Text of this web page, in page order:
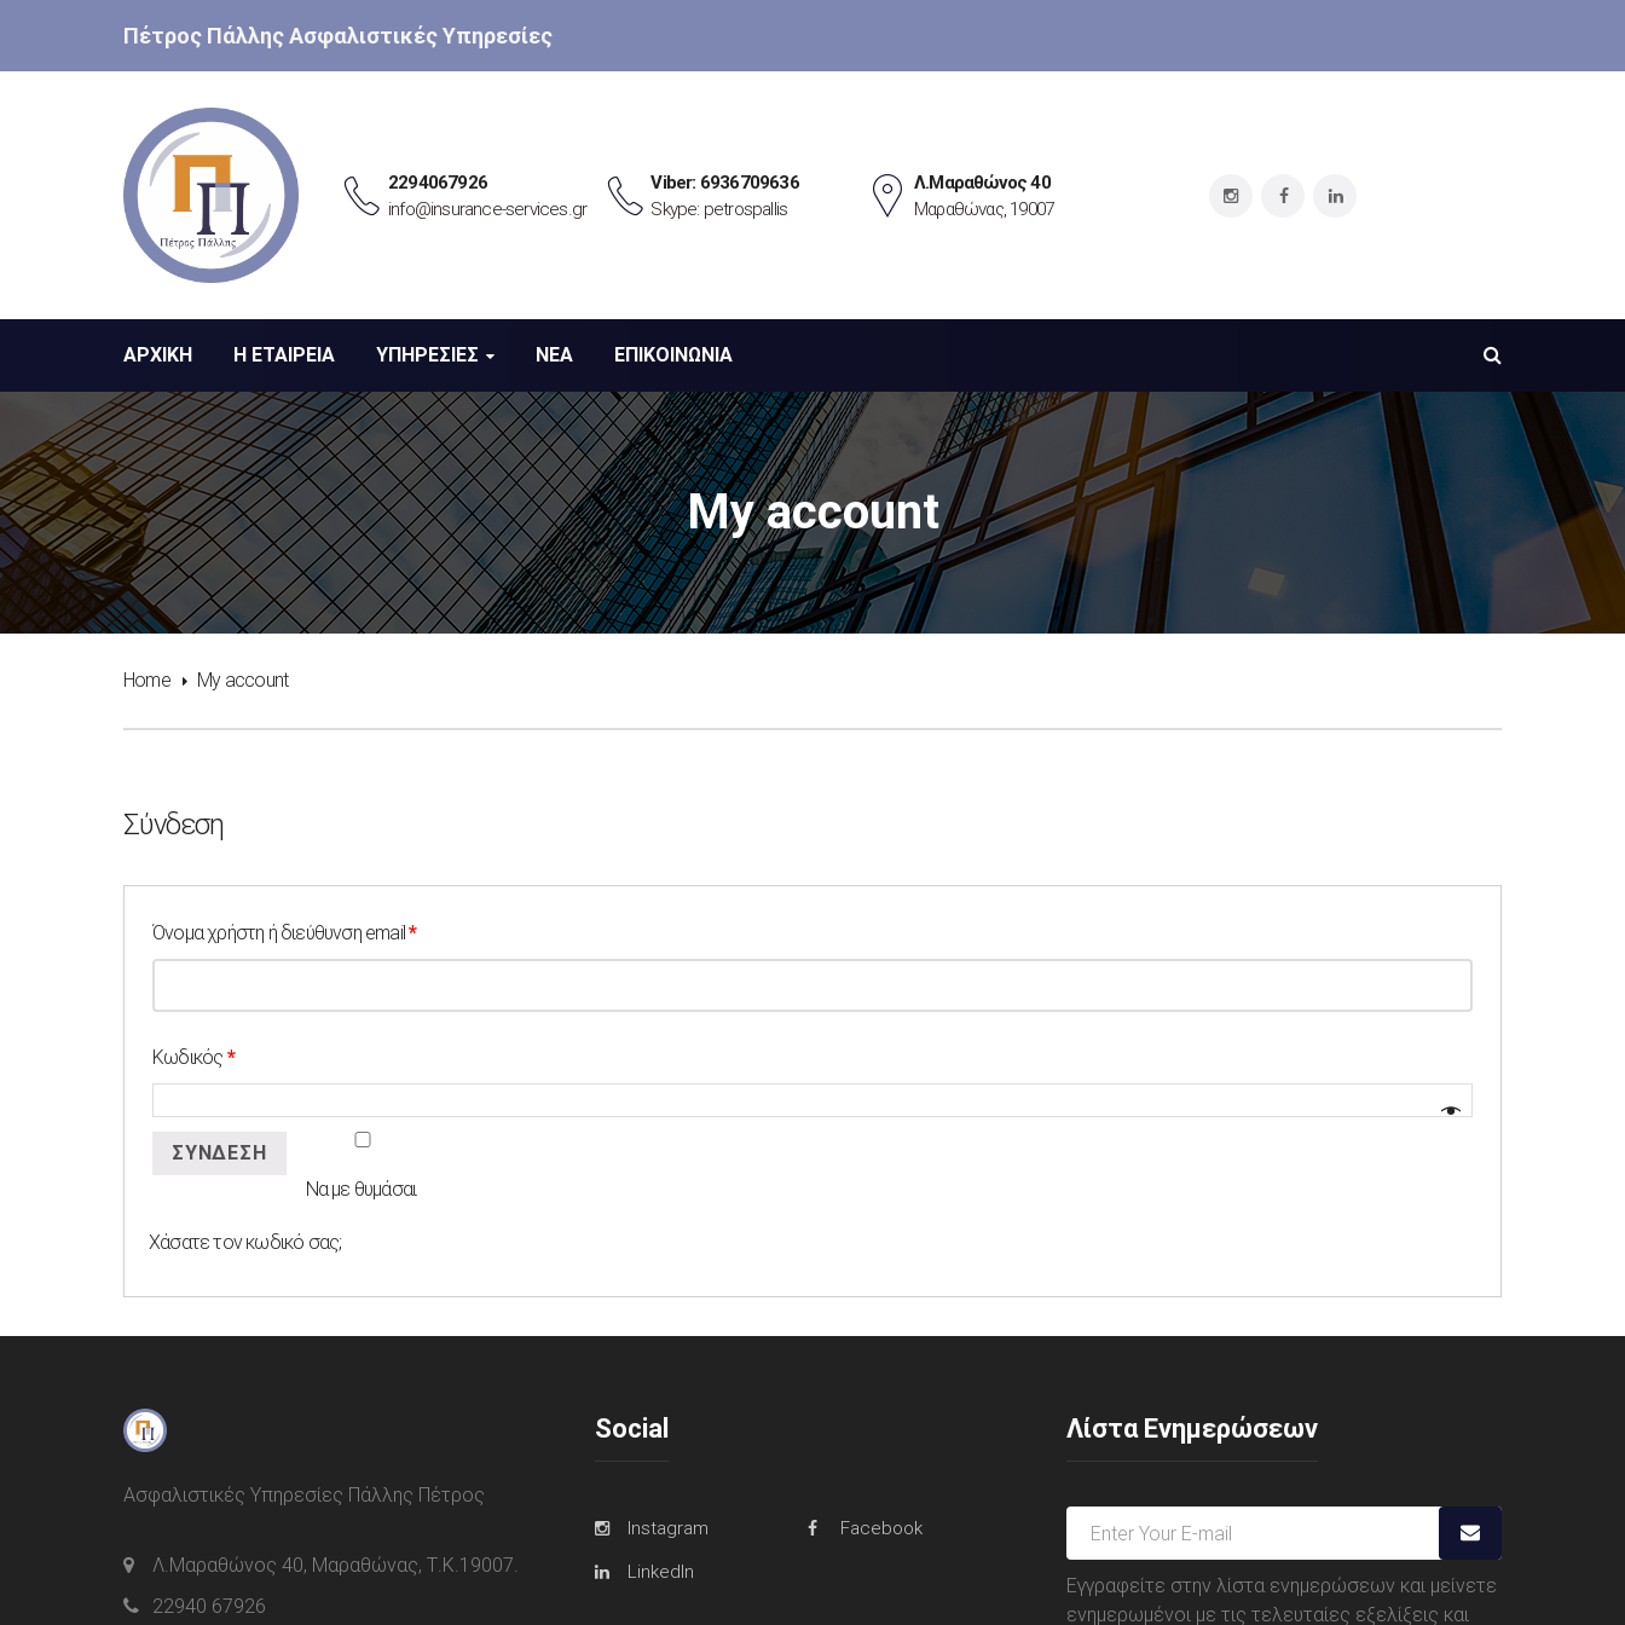
Πέτρος Πάλλης Ασφαλιστικές Υπηρεσίες
2294067926
info@insurance-services.gr
Viber: 6936709636
Skype: petrospallis
Λ.Μαραθώνος 40
Μαραθώνας, 19007
ΑΡΧΙΚΗ Η ΕΤΑΙΡΕΙΑ ΥΠΗΡΕΣΙΕΣ ΝΕΑ ΕΠΙΚΟΙΝΩΝΙΑ
My account
Home My account
Σύνδεση
Όνομα χρήστη ή διεύθυνση email*
Κωδικός *
Να με θυμάσαι
ΣΎΝΔΕΣΗ
Χάσατε τον κωδικό σας;
Ασφαλιστικές Υπηρεσίες Πάλλης Πέτρος
Λ.Μαραθώνος 40, Μαραθώνας, Τ.Κ.19007.
22940 67926
Social
Instagram
Facebook
LinkedIn
Λίστα Ενημερώσεων
Εγγραφείτε στην λίστα ενημερώσεων και μείνετε
ενημερωμένοι με τις τελευταίες εξελίξεις και